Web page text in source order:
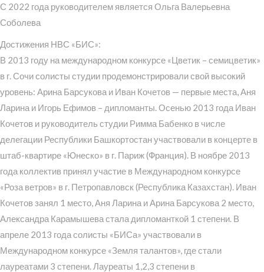
С 2022 года руководителем является Ольга Валерьевна
Соболева
Достижения НВС «БИС»:
В 2013 году на международном конкурсе «Цветик – семицветик»
в г. Сочи солисты студии продемонстрировали свой высокий
уровень: Арина Барсукова и Иван Кочетов — первые места, Аня
Ларина и Игорь Ефимов – дипломанты. Осенью 2013 года Иван
Кочетов и руководитель студии Римма Бабенко в числе
делегации Республики Башкортостан участвовали в концерте в
штаб-квартире «Юнеско» в г. Париж (Франция). В ноябре 2013
года коллектив принял участие в Международном конкурсе
«Роза ветров» в г. Петропавловск (Республика Казахстан). Иван
Кочетов занял 1 место, Аня Ларина и Арина Барсукова 2 место,
Александра Карамышева стала дипломанткой 1 степени. В
апреле 2013 года солисты «БИСа» участвовали в
Международном конкурсе «Земля талантов», где стали
лауреатами 3 степени. Лауреаты 1,2,3 степени в